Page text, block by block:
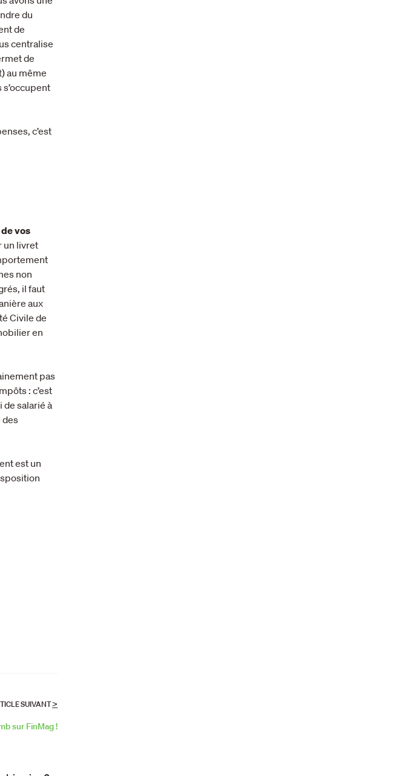
du
de
centralise
de
au même
c’est
vos
un livret
non
il faut
aux
Civile de
en
pas
: c’est
de salarié à
des
est un
SUIVANT>
sur FinMag !